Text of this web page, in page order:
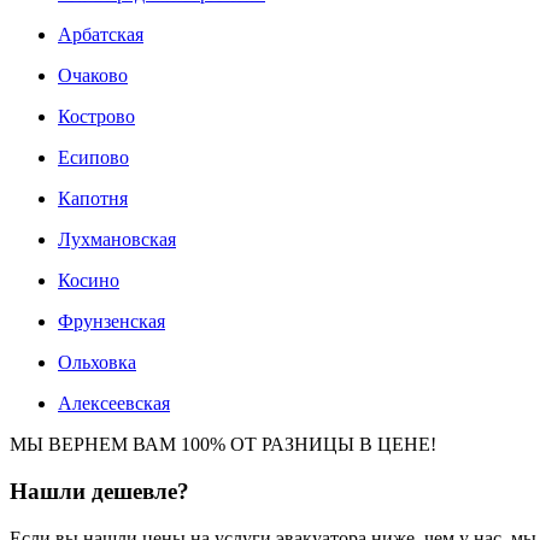
Арбатская
Очаково
Кострово
Есипово
Капотня
Лухмановская
Косино
Фрунзенская
Ольховка
Алексеевская
МЫ ВЕРНЕМ ВАМ 100% ОТ РАЗНИЦЫ В ЦЕНЕ!
Нашли дешевле?